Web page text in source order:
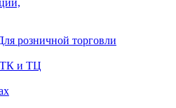
розничной торговли
ТК и ТЦ